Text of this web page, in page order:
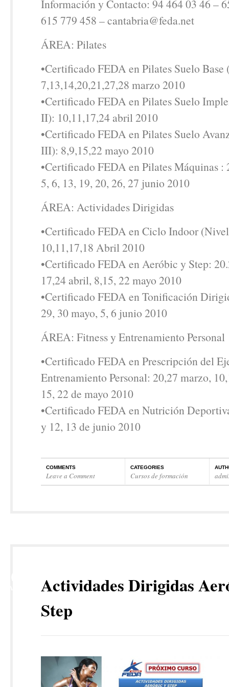
Información y Contacto: 94 464 03 46 –
615 779 458 – cantabria@feda.net
ÁREA: Pilates
•Certificado FEDA en Pilates Suelo
7,13,14,20,21,27,28 marzo 2010
•Certificado FEDA en Pilates Suelo
II): 10,11,17,24 abril 2010
•Certificado FEDA en Pilates Suelo
III): 8,9,15,22 mayo 2010
•Certificado FEDA en Pilates Máquinas :
5, 6, 13, 19, 20, 26, 27 junio 2010
ÁREA: Actividades Dirigidas
•Certificado FEDA en Ciclo Indoor
10,11,17,18 Abril 2010
•Certificado FEDA en Aeróbic y Step:
17,24 abril, 8,15, 22 mayo 2010
•Certificado FEDA en Tonificación
29, 30 mayo, 5, 6 junio 2010
ÁREA: Fitness y Entrenamiento Personal
•Certificado FEDA en Prescripción del
Entrenamiento Personal: 20,27 marzo,
15, 22 de mayo 2010
•Certificado FEDA en Nutrición
y 12, 13 de junio 2010
COMMENTS
Leave a Comment
CATEGORIES
Cursos de formación
Actividades Dirigidas
Step